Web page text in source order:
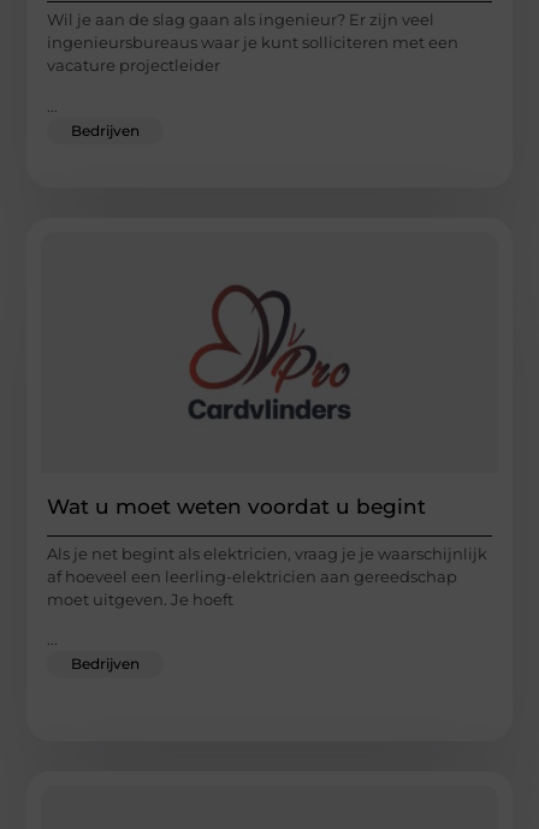
Wil je aan de slag gaan als ingenieur? Er zijn veel
ingenieursbureaus waar je kunt solliciteren met een
vacature projectleider
Bedrijven
Wat u moet weten voordat u begint
Als je net begint als elektricien, vraag je je waarschijnlijk
af hoeveel een leerling-elektricien aan gereedschap
moet uitgeven. Je hoeft
Bedrijven